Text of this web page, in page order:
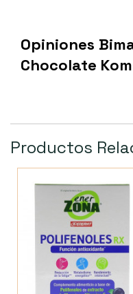
Opiniones
Chocolate
Productos